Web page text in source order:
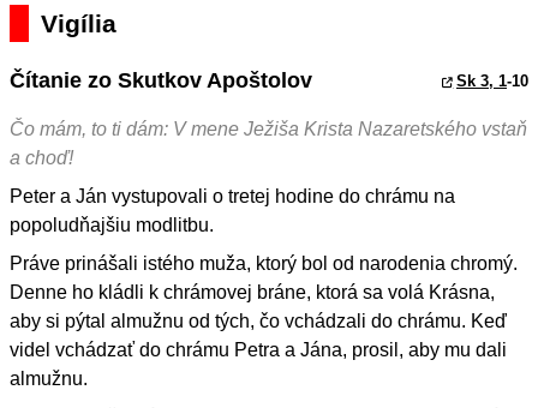
Vigília
Čítanie zo Skutkov Apoštolov Sk 3, 1-10
Čo mám, to ti dám: V mene Ježiša Krista Nazaretského vstaň
a choď!
Peter a Ján vystupovali o tretej hodine do chrámu na
popoludňajšiu modlitbu.
Práve prinášali istého muža, ktorý bol od narodenia chromý.
Denne ho kládli k chrámovej bráne, ktorá sa volá Krásna,
aby si pýtal almužnu od tých, čo vchádzali do chrámu. Keď
videl vchádzať do chrámu Petra a Jána, prosil, aby mu dali
almužnu.